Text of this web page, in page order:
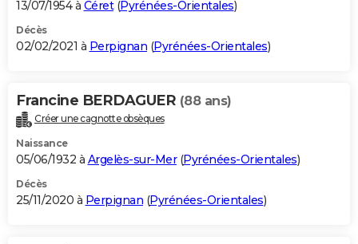
13/07/1954 à Céret(Pyrénées-Orientales)
Décès
02/02/2021 à Perpignan (Pyrénées-Orientales)
Francine BERDAGUER (88 ans)
Créer une cagnotte obsèques
Naissance
05/06/1932 à Argelès-sur-Mer(Pyrénées-Orientales)
Décès
25/11/2020 à Perpignan (Pyrénées-Orientales)